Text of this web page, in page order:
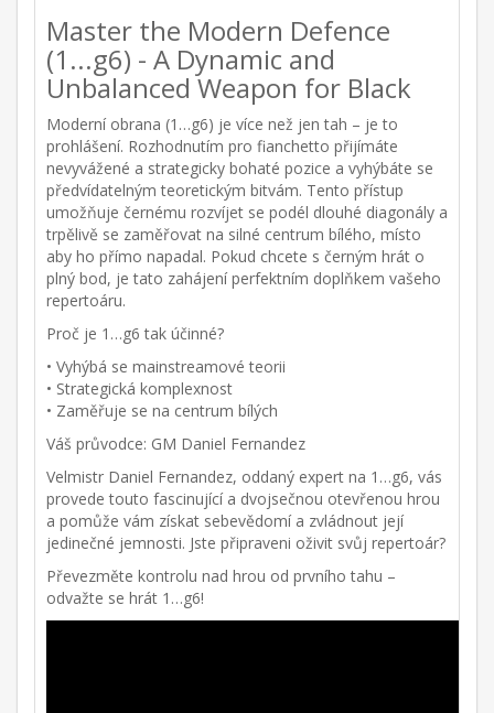
Master the Modern Defence
(1...g6) - A Dynamic and
Unbalanced Weapon for Black
Moderní obrana (1…g6) je více než jen tah – je to
prohlášení. Rozhodnutím pro fianchetto přijímáte
nevyvážené a strategicky bohaté pozice a vyhýbáte se
předvídatelným teoretickým bitvám. Tento přístup
umožňuje černému rozvíjet se podél dlouhé diagonály a
trpělivě se zaměřovat na silné centrum bílého, místo
aby ho přímo napadal. Pokud chcete s černým hrát o
plný bod, je tato zahájení perfektním doplňkem vašeho
repertoáru.
Proč je 1…g6 tak účinné?
• Vyhýbá se mainstreamové teorii
• Strategická komplexnost
• Zaměřuje se na centrum bílých
Váš průvodce: GM Daniel Fernandez
Velmistr Daniel Fernandez, oddaný expert na 1…g6, vás
provede touto fascinující a dvojsečnou otevřenou hrou
a pomůže vám získat sebevědomí a zvládnout její
jedinečné jemnosti. Jste připraveni oživit svůj repertoár?
Převezměte kontrolu nad hrou od prvního tahu –
odvažte se hrát 1…g6!